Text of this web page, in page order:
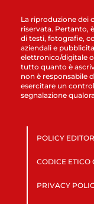
La riproduzione dei
riservata. Pertanto,
di testi, fotografie,
aziendali e
elettronico/digitale
tutto quanto è
non è responsabile
esercitare un
segnalazione
POLICY
CODICE ETICO
PRIVACY